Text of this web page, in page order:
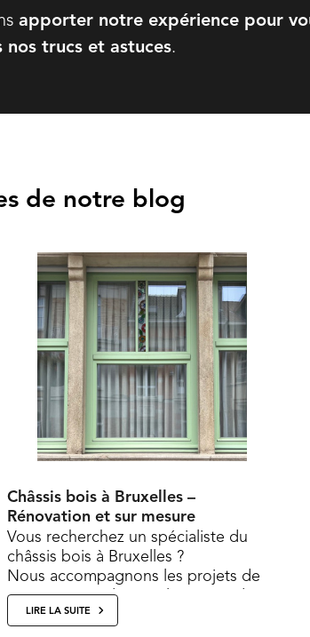
apporter notre expérience pour
trucs et astuces.
de notre blog
Châssis bois à Bruxelles –
Rénovation et sur mesure
Vous recherchez un spécialiste du
châssis bois à Bruxelles ?
Nous accompagnons les projets de
rénovation et de remplacement de
châssis en bois, avec...
LIRE LA SUITE